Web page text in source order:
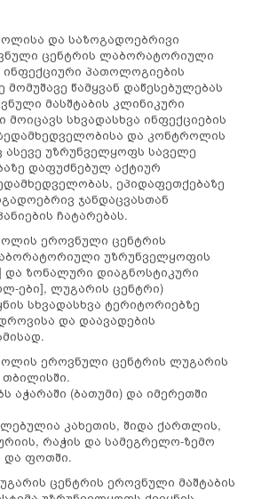
და საზოგადოებრივი
ცენტრის ლაბორატორიული
პათოლოგიების
მომუშავე წამყვან დაწესებულებას
მასშტაბის კლინიკური
სხვადასხვა ინფექციების
და კონტროლის
ასევე უზრუნველყოფს საველე
დაფუძნებულ აქტიურ
ეპიდაფეთქებაზე
ჯანდაცვასთან
ჩატარებას.
ეროვნული ცენტრის
უზრუნველყოფის
და ზონალური დიაგნოსტიკური
ები], ლუგარის ცენტრი)
სხვადასხვა ტერიტორიებზე
და დაავადების
ეროვნული ცენტრის ლუგარის
აჭარაში (ბათუმი) და იმერეთში
კახეთის, შიდა ქართლის,
რაჭის და სამეგრელო-ზემო
და ფოთში.
ცენტრის ეროვნული მაშტაბის